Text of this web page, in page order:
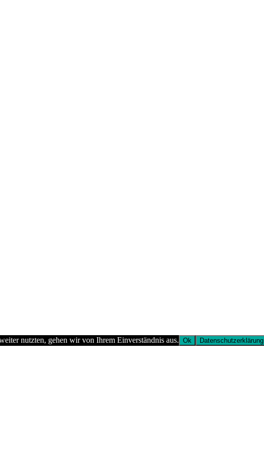
nutzten, gehen wir von Ihrem Einverständnis aus. Ok Datenschutzerklärung